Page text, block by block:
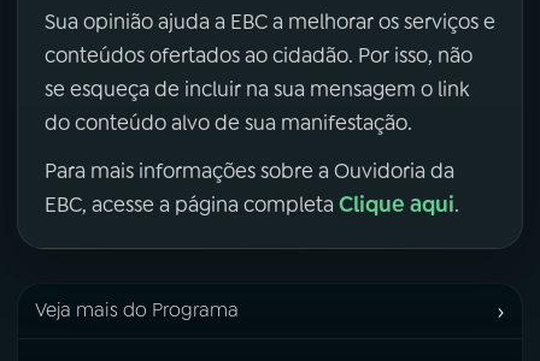
Sua opinião ajuda a EBC a melhorar os serviços e
conteúdos ofertados ao cidadão. Por isso, não
se esqueça de incluir na sua mensagem o link
do conteúdo alvo de sua manifestação.
Para mais informações sobre a Ouvidoria da
EBC, acesse a página completa Clique aqui.
Veja mais do Programa ›